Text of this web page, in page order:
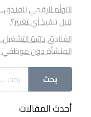
التوأم الرقمي
قبل تنفيذ أي تغيير؟
الفنادق ذاتية
المنشأة دون موظفي
أحدث المقالات